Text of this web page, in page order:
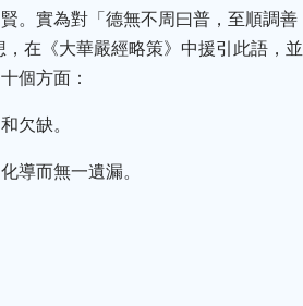
。實為對「德無不周曰普，至順調善
在《大華嚴經略策》中援引此語，並
個方面：
欠缺。
導而無一遺漏。